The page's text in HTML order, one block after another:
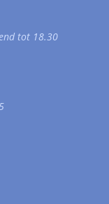
tot 18.30